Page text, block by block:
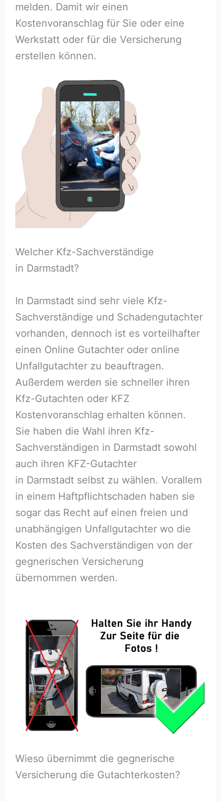
melden. Damit wir einen
Kostenvoranschlag für Sie oder eine
Werkstatt oder für die Versicherung
erstellen können.
Welcher Kfz-Sachverständige
in Darmstadt?
In Darmstadt sind sehr viele Kfz-
Sachverständige und Schadengutachter
vorhanden, dennoch ist es vorteilhafter
einen Online Gutachter oder online
Unfallgutachter zu beauftragen.
Außerdem werden sie schneller ihren
Kfz-Gutachten oder KFZ
Kostenvoranschlag erhalten können.
Sie haben die Wahl ihren Kfz-
Sachverständigen in Darmstadt sowohl
auch ihren KFZ-Gutachter
in Darmstadt selbst zu wählen. Vorallem
in einem Haftpflichtschaden haben sie
sogar das Recht auf einen freien und
unabhängigen Unfallgutachter wo die
Kosten des Sachverständigen von der
gegnerischen Versicherung
übernommen werden.
Wieso übernimmt die gegnerische
Versicherung die Gutachterkosten?